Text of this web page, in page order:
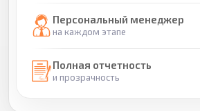
Персональный менеджер
на каждом этапе
Полная отчетность
и прозрачность